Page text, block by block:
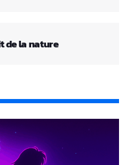
de la nature